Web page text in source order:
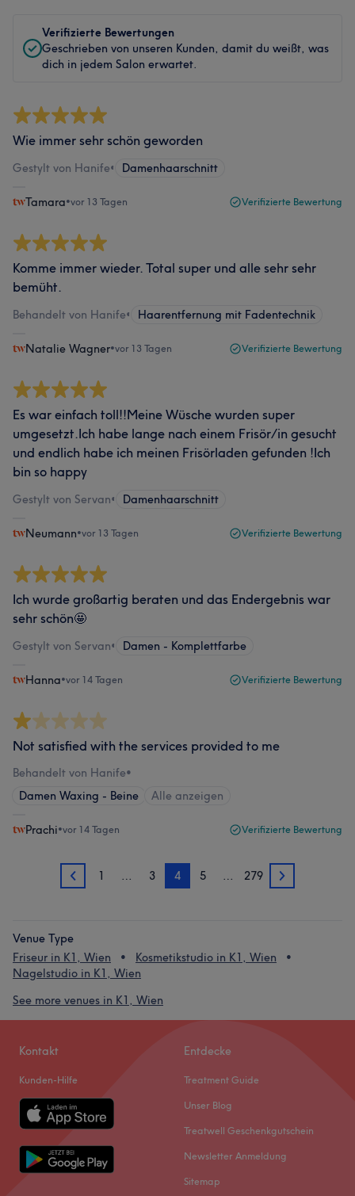
Verifizierte Bewertungen
Geschrieben von unseren Kunden, damit du weißt, was
dich in jedem Salon erwartet.
Wie immer sehr schön geworden
Gestylt von Hanife• Damenhaarschnitt
Tamara•vor 13 Tagen Verifizierte Bewertung
Komme immer wieder. Total super und alle sehr sehr
bemüht.
Behandelt von Hanife• Haarentfernung mit Fadentechnik
Natalie Wagner•vor 13 Tagen Verifizierte Bewertung
Es war einfach toll!!Meine Wüsche wurden super
umgesetzt.Ich habe lange nach einem Frisör/in gesucht
und endlich habe ich meinen Frisörladen gefunden !Ich
bin so happy
Gestylt von Servan• Damenhaarschnitt
Neumann•vor 13 Tagen Verifizierte Bewertung
Ich wurde großartig beraten und das Endergebnis war
sehr schön🤩
Gestylt von Servan• Damen - Komplettfarbe
Hanna•vor 14 Tagen Verifizierte Bewertung
Not satisfied with the services provided to me
Behandelt von Hanife•
Damen Waxing - Beine
Alle anzeigen
Prachi•vor 14 Tagen Verifizierte Bewertung
3 1 … 3 4 5 … 279 5
Venue Type
Friseur in K1, Wien
Kosmetikstudio in K1, Wien
Nagelstudio in K1, Wien
See more venues in K1, Wien
Kontakt
Kunden-Hilfe
Entdecke
Treatment Guide
Unser Blog
Treatwell Geschenkgutschein
Newsletter Anmeldung
Sitemap